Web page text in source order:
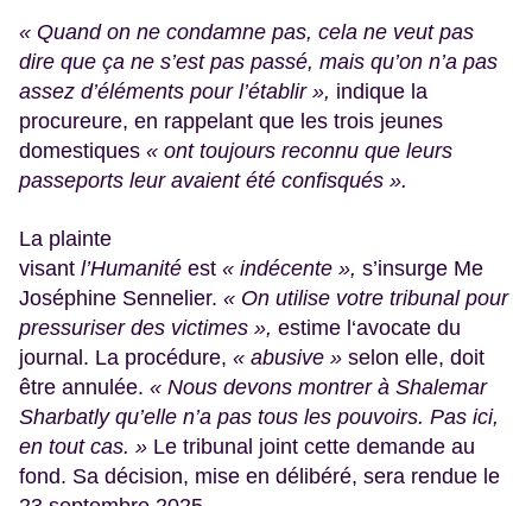
« Quand on ne condamne pas, cela ne veut pas
dire que ça ne s’est pas passé, mais qu’on n’a pas
assez d’éléments pour l’établir », indique la
procureure, en rappelant que les trois jeunes
domestiques « ont toujours reconnu que leurs
passeports leur avaient été confisqués ».
La plainte
visant l’Humanité est « indécente », s’insurge Me
Joséphine Sennelier. « On utilise votre tribunal pour
pressuriser des victimes », estime l‘avocate du
journal. La procédure, « abusive » selon elle, doit
être annulée. « Nous devons montrer à Shalemar
Sharbatly qu’elle n’a pas tous les pouvoirs. Pas ici,
en tout cas. » Le tribunal joint cette demande au
fond. Sa décision, mise en délibéré, sera rendue le